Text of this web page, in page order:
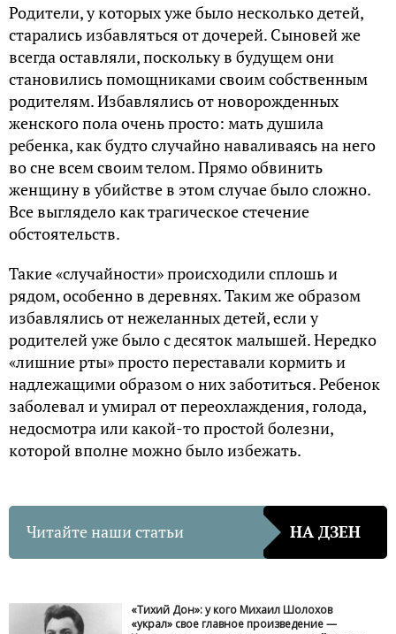
Родители, у которых уже было несколько детей,
старались избавляться от дочерей. Сыновей же
всегда оставляли, поскольку в будущем они
становились помощниками своим собственным
родителям. Избавлялись от новорожденных
женского пола очень просто: мать душила
ребенка, как будто случайно наваливаясь на него
во сне всем своим телом. Прямо обвинить
женщину в убийстве в этом случае было сложно.
Все выглядело как трагическое стечение
обстоятельств.
Такие «случайности» происходили сплошь и
рядом, особенно в деревнях. Таким же образом
избавлялись от нежеланных детей, если у
родителей уже было с десяток малышей. Нередко
«лишние рты» просто переставали кормить и
надлежащими образом о них заботиться. Ребенок
заболевал и умирал от переохлаждения, голода,
недосмотра или какой-то простой болезни,
которой вполне можно было избежать.
Читайте наши статьи НА ДЗЕН
«Тихий Дон»: у кого Михаил Шолохов
«украл» свое главное произведение —